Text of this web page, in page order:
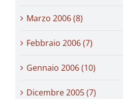
Marzo 2006 (8)
Febbraio 2006 (7)
Gennaio 2006 (10)
Dicembre 2005 (7)